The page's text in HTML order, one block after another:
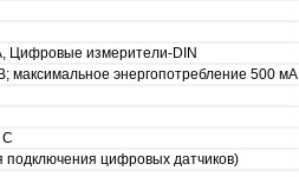
Цифровые измерители-DIN
максимальное энергопотребление 500 мА
С
подключения цифровых датчиков)